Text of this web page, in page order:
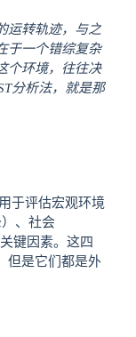
运转轨迹，与之
于一个错综复杂
个环境，往往决
分析法，就是那
于评估宏观环境
、社会
键因素。这四
但是它们都是外